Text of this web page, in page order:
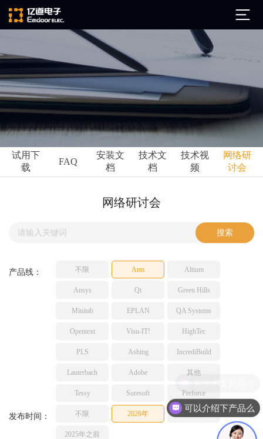
公司简介
发展历程
企业文化
ARM
Ansys
Perforce
TESSY
亿道动态
市场活动
技术文档
网络研讨会
试用下
载
FAQ
安装文
档
技术文
档
技术视
频
网络研
讨会
网络研讨会
产品线： 不限 Arm Altium
Ansys Qt Green Hills
Minitab EPLAN QA Systems
Opentext Visu-IT! HighTec
PLS Ashing IncrediBuild
Lauterbach Adobe 其他
Tessy Suresoft Perforce
发布时间： 不限 2026年 2025年
2025年之前
可以介绍下产品么